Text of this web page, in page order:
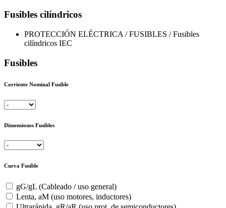
Fusibles cilíndricos
PROTECCIÓN ELÉCTRICA / FUSIBLES / Fusibles
cilíndricos IEC
Fusibles
Corriente Nominal Fusible
Dimensiones Fusibles
Curva Fusible
gG/gL (Cableado / uso general)
Lenta, aM (uso motores, inductores)